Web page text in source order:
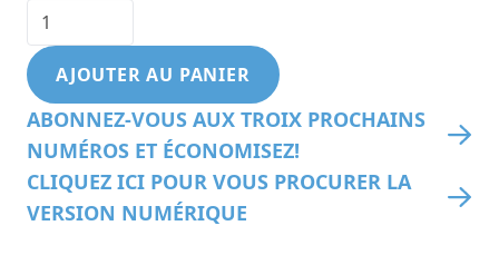
AJOUTER AU PANIER
ABONNEZ-VOUS AUX TROIX PROCHAINS
NUMÉROS ET ÉCONOMISEZ!
CLIQUEZ ICI POUR VOUS PROCURER LA
VERSION NUMÉRIQUE